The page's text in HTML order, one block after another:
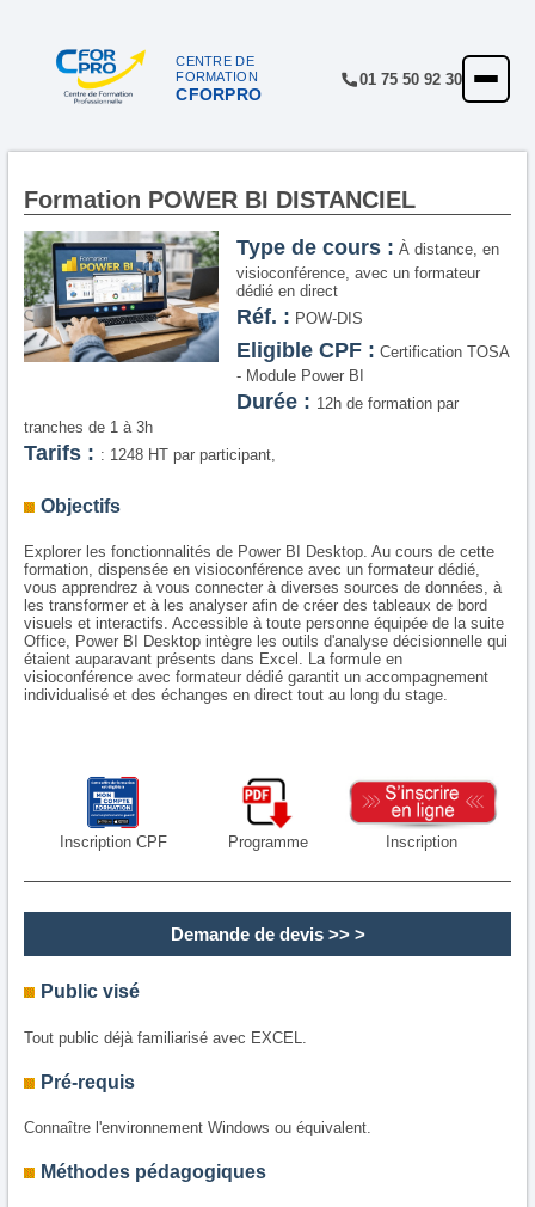
CENTRE DE
FORMATION
CFORPRO
01 75 50 92 30
ACCUEIL
CENTRE
NOTRE OFFRE
QUALITÉ
RÉFÉRENCES
Formation POWER BI DISTANCIEL
Type de cours : À distance, en
visioconférence, avec un formateur
dédié en direct
Réf. : POW-DIS
Eligible CPF : Certification TOSA
- Module Power BI
Durée : 12h de formation par
tranches de 1 à 3h
Tarifs : : 1248 HT par participant,
Objectifs
Explorer les fonctionnalités de Power BI Desktop. Au cours de cette
formation, dispensée en visioconférence avec un formateur dédié,
vous apprendrez à vous connecter à diverses sources de données, à
les transformer et à les analyser afin de créer des tableaux de bord
visuels et interactifs. Accessible à toute personne équipée de la suite
Office, Power BI Desktop intègre les outils d'analyse décisionnelle qui
étaient auparavant présents dans Excel. La formule en
visioconférence avec formateur dédié garantit un accompagnement
individualisé et des échanges en direct tout au long du stage.
Inscription CPF Programme Inscription
Demande de devis>> >
Public visé
Tout public déjà familiarisé avec EXCEL.
Pré-requis
Connaître l'environnement Windows ou équivalent.
Méthodes pédagogiques